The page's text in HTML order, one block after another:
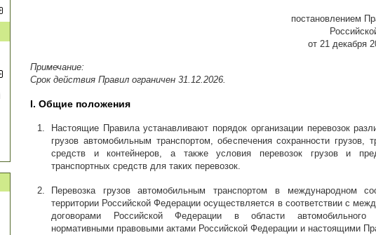
постановлением
от 21 декабря
Примечание:
Срок действия Правил ограничен 31.12.2026.
I. Общие положения
Настоящие Правила устанавливают порядок организации перевозок
грузов автомобильным транспортом, обеспечения сохранности грузов,
средств и контейнеров, а также условия перевозок грузов и
транспортных средств для таких перевозок.
Перевозка грузов автомобильным транспортом в международном
территории Российской Федерации осуществляется в соответствии с
договорами Российской Федерации в области автомобильного
нормативными правовыми актами Российской Федерации и настоящими